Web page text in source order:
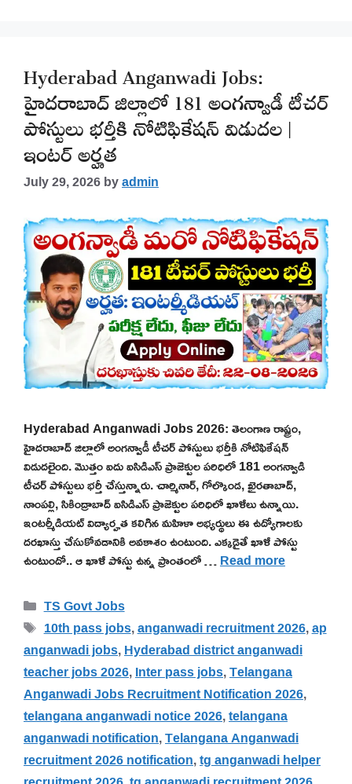
Hyderabad Anganwadi Jobs:
హైదరాబాద్ జిల్లాలో 181 అంగన్వాడీ టీచర్
పోస్టులు భర్తీకి నోటిఫికేషన్ విడుదల |
ఇంటర్ అర్హత
July 29, 2026byadmin
Hyderabad Anganwadi Jobs 2026: తెలంగాణ రాష్ట్రం,
హైదరాబాద్ జిల్లాలో అంగన్వాడీ టీచర్ పోస్టులు భర్తీకి నోటిఫికేషన్
విడుదలైంది. మొత్తం ఐదు ఐసిడిఎస్ ప్రాజెక్టుల పరిధిలో 181 అంగన్వాడి
టీచర్ పోస్టులు భర్తీ చేస్తున్నారు. చార్మినార్, గోల్కొండ, ఖైరతాబాద్,
నాంపల్లి, సికింద్రాబాద్ ఐసిడిఎస్ ప్రాజెక్టుల పరిధిలో ఖాళీలు ఉన్నాయి.
ఇంటర్మీడియట్ విద్యార్హత కలిగిన మహిళా అభ్యర్థులు ఈ ఉద్యోగాలకు
దరఖాస్తు చేసుకోవడానికి అవకాశం ఉంటుంది. ఎక్కడైతే ఖాళీ పోస్టు
ఉంటుందో.. ఆ ఖాళీ పోస్టు ఉన్న ప్రాంతంలో …Read more
Categories
TS Govt Jobs
Tags
10th pass jobs,anganwadi recruitment 2026,ap
anganwadi jobs,Hyderabad district anganwadi
teacher jobs 2026,Inter pass jobs,Telangana
Anganwadi Jobs Recruitment Notification 2026,
telangana anganwadi notice 2026,telangana
anganwadi notification,Telangana Anganwadi
recruitment 2026 notification,tg anganwadi helper